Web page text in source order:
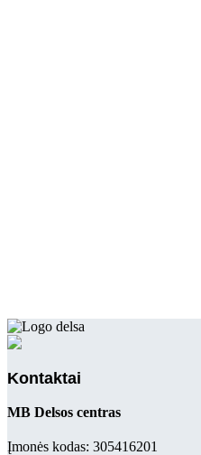
Kontaktai
MB Delsos centras
Įmonės kodas: 305416201